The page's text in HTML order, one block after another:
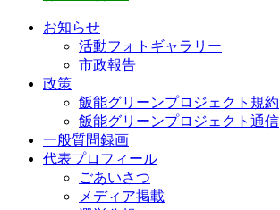
お知らせ
活動フォトギャラリー
市政報告
政策
飯能グリーンプロジェクト規約
飯能グリーンプロジェクト通信
一般質問録画
代表プロフィール
ごあいさつ
メディア掲載